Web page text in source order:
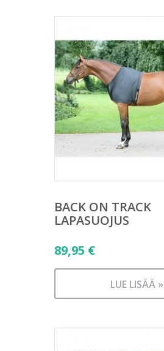
BACK ON TRACK
LAPASUOJUS
89,95 €
LUE LISÄÄ »